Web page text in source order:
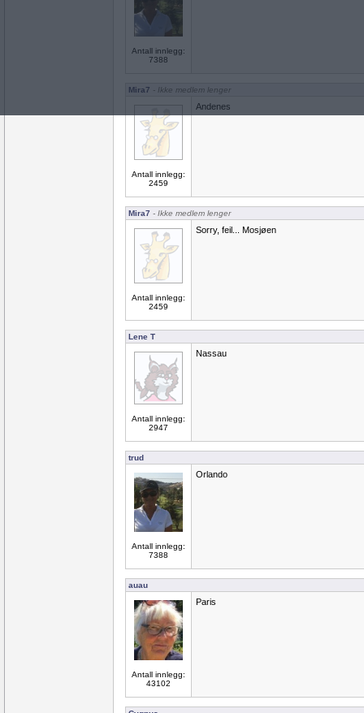
Antall innlegg:
7388
Mira7 - Ikke medlem lenger
Antall innlegg:
2459
Andenes
Mira7 - Ikke medlem lenger
Antall innlegg:
2459
Sorry, feil... Mosjøen
Lene T
Antall innlegg:
2947
Nassau
trud
Antall innlegg:
7388
Orlando
auau
Antall innlegg:
43102
Paris